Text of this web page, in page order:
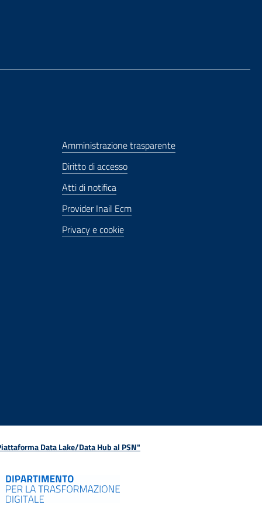
Amministrazione trasparente
Diritto di accesso
Atti di notifica
Provider Inail Ecm
Privacy e cookie
Data Lake/Data Hub al PSN"